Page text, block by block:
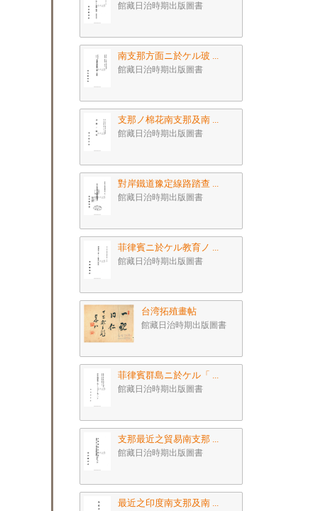
館藏日治時期出版圖書
南支那方面ニ於ケル玻 ...
館藏日治時期出版圖書
支那ノ棉花南支那及南 ...
館藏日治時期出版圖書
對岸鐵道豫定線路踏查 ...
館藏日治時期出版圖書
菲律賓ニ於ケル教育ノ ...
館藏日治時期出版圖書
台湾拓殖畫帖
館藏日治時期出版圖書
菲律賓群島ニ於ケル「 ...
館藏日治時期出版圖書
支那最近之貿易南支那 ...
館藏日治時期出版圖書
最近之印度南支那及南 ...